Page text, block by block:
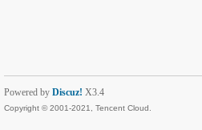
Powered by Discuz! X3.4
Copyright © 2001-2021, Tencent Cloud.